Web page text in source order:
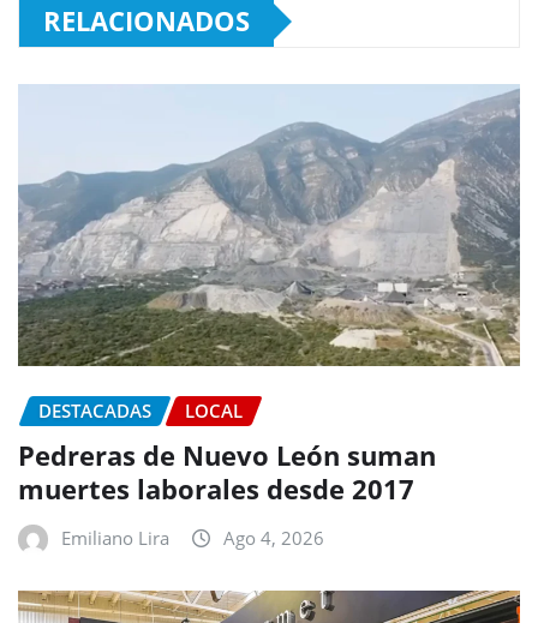
RELACIONADOS
DESTACADAS LOCAL
Pedreras de Nuevo León suman
muertes laborales desde 2017
Emiliano Lira Ago 4, 2026